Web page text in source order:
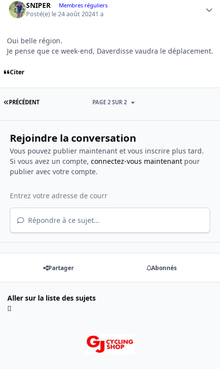
SNIPER Membres réguliers
Posté(e) le 24 août 20241 a
Oui belle région.
Je pense que ce week-end, Daverdisse vaudra le déplacement.
Citer
PREMIÈRE PAGE
PRÉCÉDENT PAGE 2 SUR 2
Rejoindre la conversation
Vous pouvez publier maintenant et vous inscrire plus tard.
Si vous avez un compte, connectez-vous maintenantpour
publier avec votre compte.
Répondre à ce sujet…
Partager Abonnés
Aller sur la liste des sujets